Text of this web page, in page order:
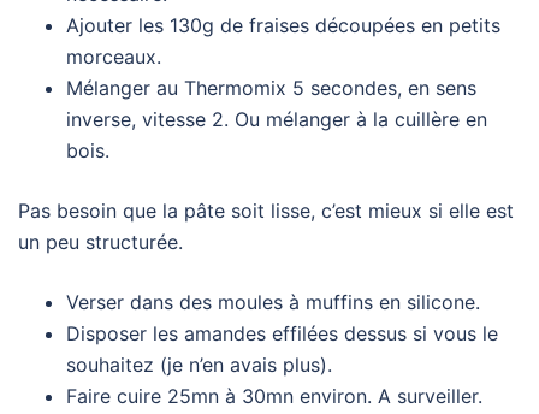
Ajouter les 130g de fraises découpées en petits
morceaux.
Mélanger au Thermomix 5 secondes, en sens
inverse, vitesse 2. Ou mélanger à la cuillère en
bois.
Pas besoin que la pâte soit lisse, c’est mieux si elle est
un peu structurée.
Verser dans des moules à muffins en silicone.
Disposer les amandes effilées dessus si vous le
souhaitez (je n’en avais plus).
Faire cuire 25mn à 30mn environ. A surveiller.